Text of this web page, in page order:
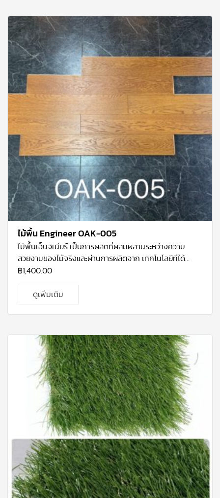
ไม้พื้น Engineer OAK-005
ไม้พื้นเอ็นจิเนียร์ เป็นการผลิตที่ผสมผสานระหว่างความ
สวยงามของไม้จริงและผ่านการผลิตจาก เทคโนโลยีที่ได้
มาตรฐาน โคยไม้ที่ใช้จะเป็นไม้โอ้กแท้ ที่ปลูกมากในทวีป
ความละเอียด เป็นไม้ที่ทนต่อการ เปลี่ยนแปลงทางสภาพทาง
อาการและทนต่อการกัดแทะของแมลงได้ดี จึงเหมาะสม กับ
ปลวก ทำให้รับประกันได้ว่า ปลวก-มอด ไม่ ทำลายเนื้อไม้ 5 ปี
฿1,400.00
ดูเพิ่มเติม